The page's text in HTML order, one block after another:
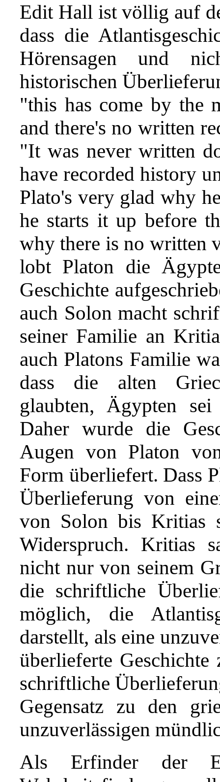
Edit Hall ist völlig auf
dass die
Hörensagen und
historischen
"this has come by the
and there's no written
"It was never written
have recorded history
Plato's very glad why
he starts it up before
why there is no written
lobt Platon die
Geschichte
auch Solon macht
seiner Familie an
auch Platons Familie
dass die alten
glaubten, Ägypten
Daher wurde die
Augen von Platon
Form überliefert. Dass
Überlieferung von
von Solon bis Kritias
Widerspruch. Kritias
nicht nur von seinem
die schriftliche
möglich, die
darstellt, als eine
überlieferte Geschichte
schriftliche
Gegensatz zu den
unzuverlässigen
Als Erfinder der